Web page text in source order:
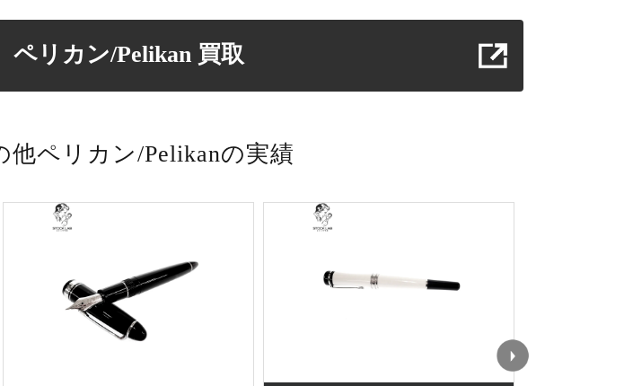
ペリカン/Pelikan買取
他ペリカン/Pelikanの実績